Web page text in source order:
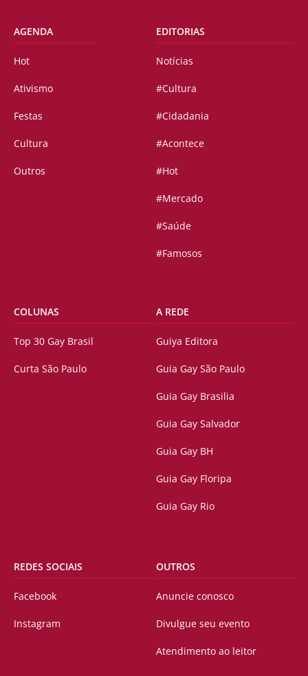
AGENDA
Hot
Ativismo
Festas
Cultura
Outros
EDITORIAS
Notícias
#Cultura
#Cidadania
#Acontece
#Hot
#Mercado
#Saúde
#Famosos
COLUNAS
Top 30 Gay Brasil
Curta São Paulo
A REDE
Guiya Editora
Guia Gay São Paulo
Guia Gay Brasilia
Guia Gay Salvador
Guia Gay BH
Guia Gay Floripa
Guia Gay Rio
REDES SOCIAIS
Facebook
Instagram
OUTROS
Anuncie conosco
Divulgue seu evento
Atendimento ao leitor